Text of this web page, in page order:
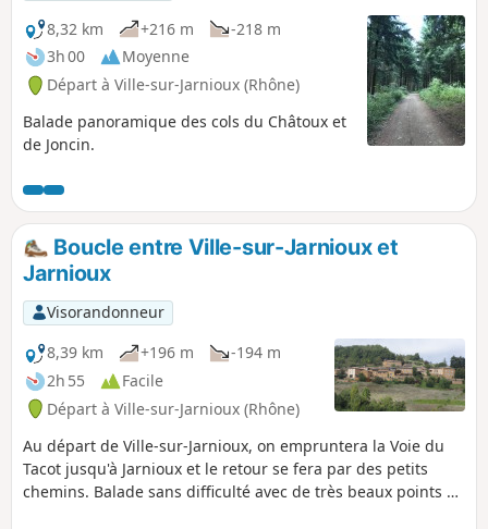
8,32 km
+216 m
-218 m
3h 00
Moyenne
Départ à Ville-sur-Jarnioux (Rhône)
Balade panoramique des cols du Châtoux et
de Joncin.
Boucle entre Ville-sur-Jarnioux et
Jarnioux
Visorandonneur
8,39 km
+196 m
-194 m
2h 55
Facile
Départ à Ville-sur-Jarnioux (Rhône)
Au départ de Ville-sur-Jarnioux, on empruntera la Voie du
Tacot jusqu'à Jarnioux et le retour se fera par des petits
chemins. Balade sans difficulté avec de très beaux points de